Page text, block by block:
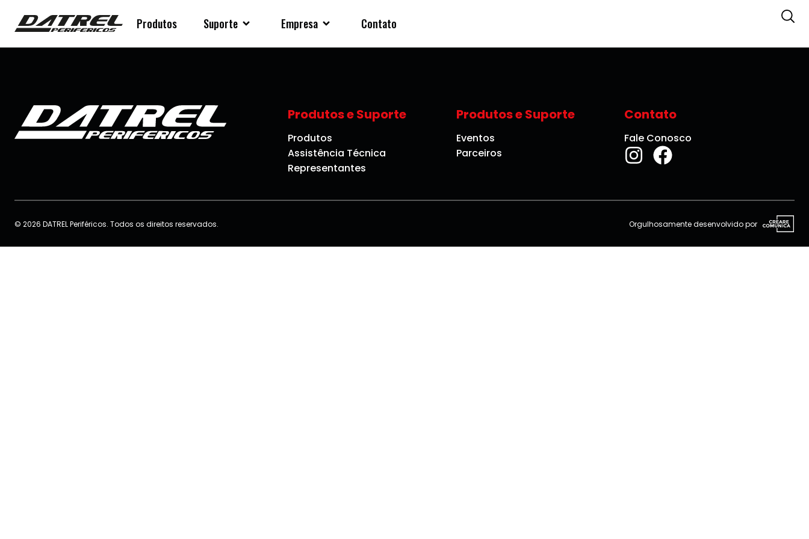
Produtos Suporte Empresa Contato
Produtos e Suporte
Produtos
Assistência Técnica
Representantes
Produtos e Suporte
Eventos
Parceiros
Contato
Fale Conosco
© 2026 DATREL Periféricos. Todos os direitos reservados. Orgulhosamente desenvolvido por